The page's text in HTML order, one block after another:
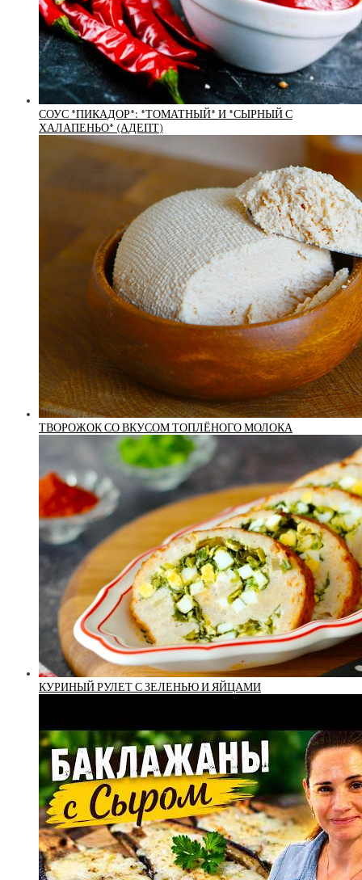
СОУС *ПИКАДОР*: *ТОМАТНЫЙ* И *СЫРНЫЙ С
ХАЛАПЕНЬО* (АДЕПТ)
ТВОРОЖОК СО ВКУСОМ ТОПЛЁНОГО МОЛОКА
КУРИНЫЙ РУЛЕТ С ЗЕЛЕНЬЮ И ЯЙЦАМИ